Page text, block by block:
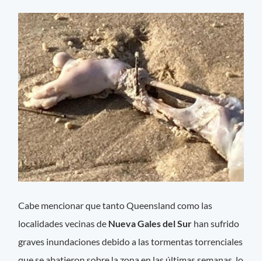
Cabe mencionar que tanto Queensland como las
localidades vecinas de Nueva Gales del Sur han sufrido
graves inundaciones debido a las tormentas torrenciales